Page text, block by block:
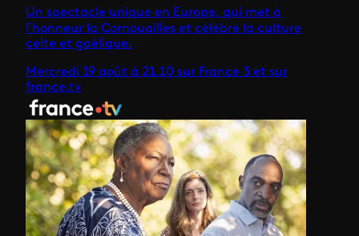
Un spectacle unique en Europe, qui met à
l’honneur la Cornouailles et célèbre la culture
celte et gaélique.
Mercredi 19 août à 21.10 sur France 3 et sur
france.tv